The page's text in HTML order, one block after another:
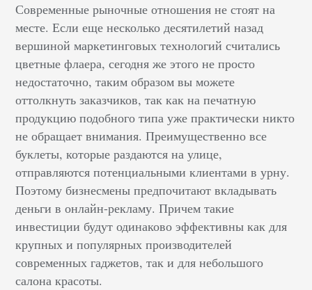
Современные рыночные отношения не стоят на
месте. Если еще несколько десятилетий назад
вершиной маркетинговых технологий считались
цветные флаера, сегодня же этого не просто
недостаточно, таким образом вы можете
оттолкнуть заказчиков, так как на печатную
продукцию подобного типа уже практически никто
не обращает внимания. Преимущественно все
буклеты, которые раздаются на улице,
отправляются потенциальными клиентами в урну.
Поэтому бизнесмены предпочитают вкладывать
деньги в онлайн-рекламу. Причем такие
инвестиции будут одинаково эффективны как для
крупных и популярных производителей
современных гаджетов, так и для небольшого
салона красоты.